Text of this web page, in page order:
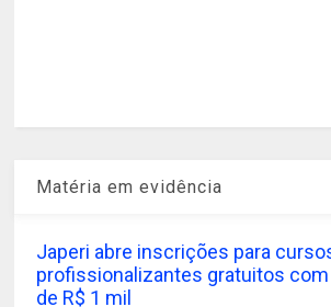
Matéria em evidência
Japeri abre inscrições para
profissionalizantes gratuitos
de R$ 1 mil